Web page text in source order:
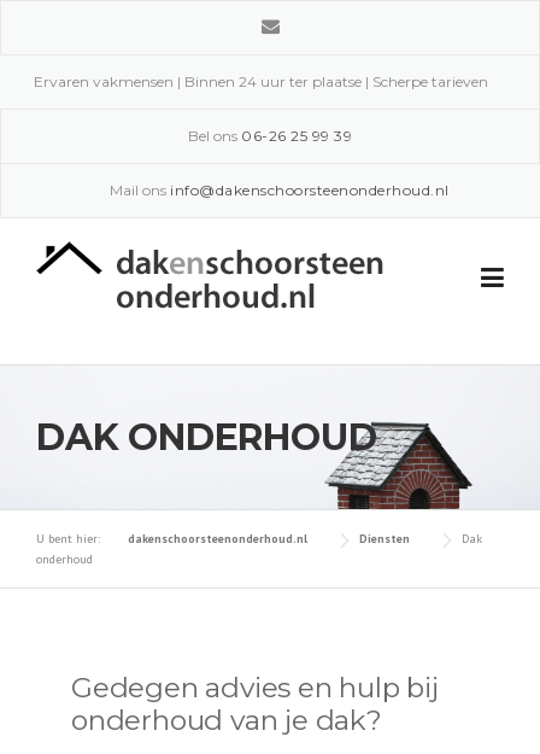
Ervaren vakmensen | Binnen 24 uur ter plaatse | Scherpe tarieven
Bel ons 06-26 25 99 39
Mail ons info@dakenschoorsteenonderhoud.nl
DAK ONDERHOUD
U bent hier: dakenschoorsteenonderhoud.nl Diensten
Dak
onderhoud
Gedegen advies en hulp bij
onderhoud van je dak?